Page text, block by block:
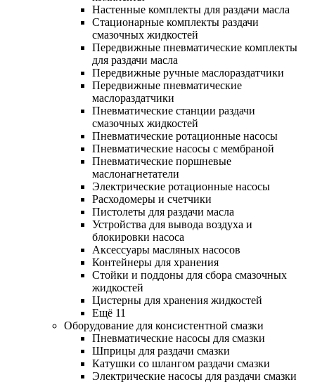
Настенные комплекты для раздачи масла
Стационарные комплекты раздачи
смазочных жидкостей
Передвижные пневматические комплекты
для раздачи масла
Передвижные ручные маслораздатчики
Передвижные пневматические
маслораздатчики
Пневматические станции раздачи
смазочных жидкостей
Пневматические ротационные насосы
Пневматические насосы с мембраной
Пневматические поршневые
маслонагнетатели
Электрические ротационные насосы
Расходомеры и счетчики
Пистолеты для раздачи масла
Устройства для вывода воздуха и
блокировки насоса
Аксессуары масляных насосов
Контейнеры для хранения
Стойки и поддоны для сбора смазочных
жидкостей
Цистерны для хранения жидкостей
Ещё 11
Оборудование для консистентной смазки
Пневматические насосы для смазки
Шприцы для раздачи смазки
Катушки со шлангом раздачи смазки
Электрические насосы для раздачи смазки